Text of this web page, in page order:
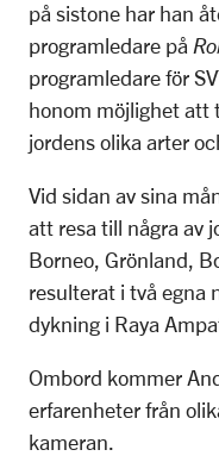
på sistone har han
programledare på
programledare för
honom möjlighet att
jordens olika arter
Vid sidan av sina
att resa till några av
Borneo, Grönland,
resulterat i två egna
dykning i Raya
Ombord kommer
erfarenheter från
kameran.